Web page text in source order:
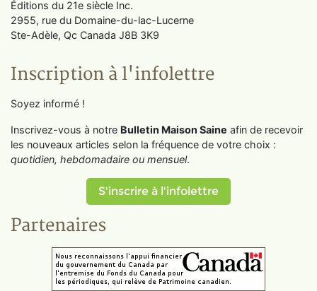
Éditions du 21e siècle Inc.
2955, rue du Domaine-du-lac-Lucerne
Ste-Adèle, Qc Canada J8B 3K9
Inscription à l'infolettre
Soyez informé !
Inscrivez-vous à notre Bulletin Maison Saine afin de recevoir
les nouveaux articles selon la fréquence de votre choix :
quotidien, hebdomadaire ou mensuel.
S'inscrire à l'infolettre
Partenaires